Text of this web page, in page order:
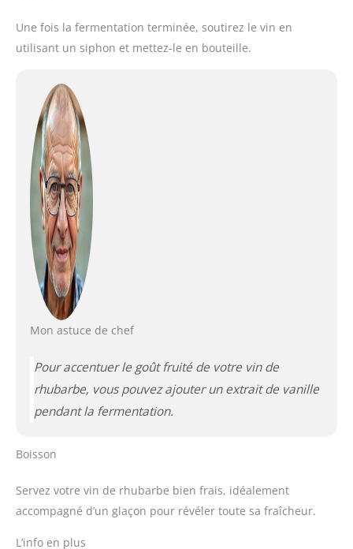
Une fois la fermentation terminée, soutirez le vin en
utilisant un siphon et mettez-le en bouteille.
Mon astuce de chef
Pour accentuer le goût fruité de votre vin de
rhubarbe, vous pouvez ajouter un extrait de vanille
pendant la fermentation.
Boisson
Servez votre vin de rhubarbe bien frais, idéalement
accompagné d’un glaçon pour révéler toute sa fraîcheur.
L’info en plus